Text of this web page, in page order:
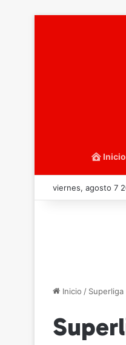
Inicio
viernes, agosto 7
Inicio /